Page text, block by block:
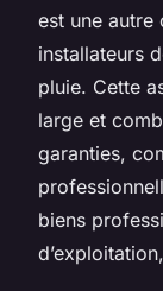
est une autre
installateurs
pluie. Cette
large et
garanties,
biens